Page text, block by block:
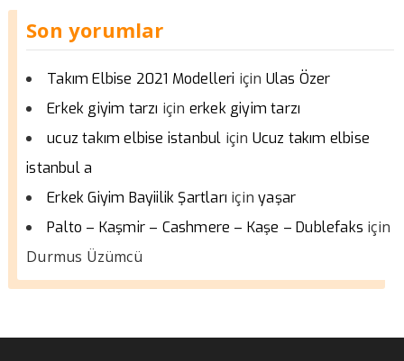
Son yorumlar
Takım Elbise 2021 Modelleri için Ulas Özer
Erkek giyim tarzı için erkek giyim tarzı
ucuz takım elbise istanbul için Ucuz takım elbise
istanbul a
Erkek Giyim Bayiilik Şartları içinyaşar
Palto – Kaşmir – Cashmere – Kaşe – Dublefaks için
Durmus Üzümcü